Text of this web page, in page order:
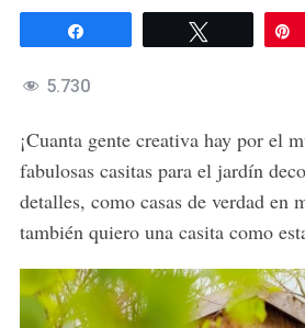
Twittear
5.730
¡Cuanta gente creativa hay por el
fabulosas casitas para el jardín
detalles, como casas de verdad en
también quiero una casita como